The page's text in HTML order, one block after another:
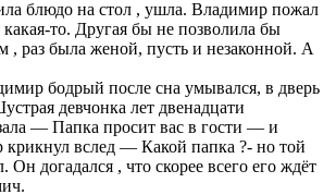
блюдо на стол , ушла. Владимир пожал
то. Другая бы не позволила бы
, раз была женой, пусть и незаконной. А
бoдpый после сна умывался, в дверь
девчонка лет двенадцати
— Папка пpocит вас в гости — и
вслед — Какой папка ?- но той
Он догадался , что скорее всего его ждёт